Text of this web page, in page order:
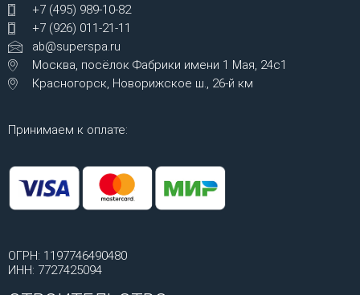
+7 (495) 989-10-82
+7 (926) 011-21-11
ab@superspa.ru
Москва, посёлок Фабрики имени 1 Мая, 24с1
Красногорск, Новорижское ш., 26-й км
Принимаем к оплате:
ОГРН: 1197746490480
ИНН: 7727425094